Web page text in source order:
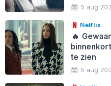
5 aug
Netflix
🔥
te zien
5 aug